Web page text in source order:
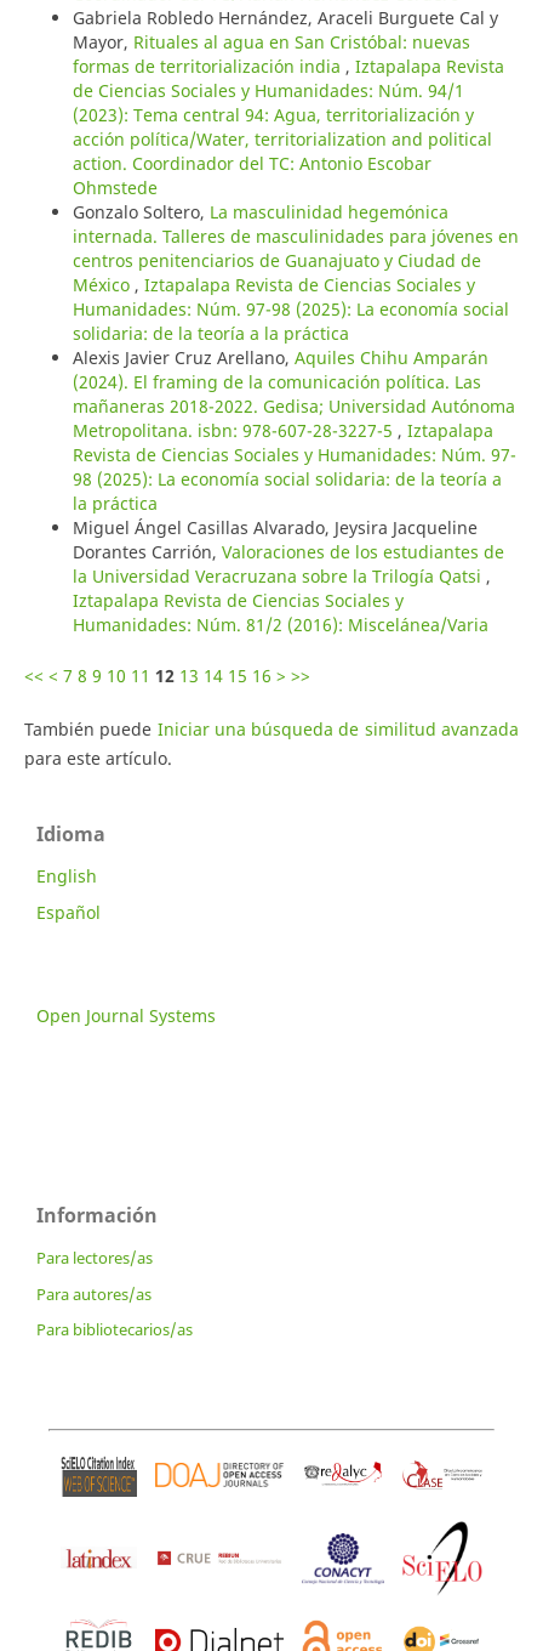
Gabriela Robledo Hernández, Araceli Burguete Cal y
Mayor, Rituales al agua en San Cristóbal: nuevas
formas de territorialización india , Iztapalapa Revista
de Ciencias Sociales y Humanidades: Núm. 94/1
(2023): Tema central 94: Agua, territorialización y
acción política/Water, territorialization and political
action. Coordinador del TC: Antonio Escobar
Ohmstede
Gonzalo Soltero, La masculinidad hegemónica
internada. Talleres de masculinidades para jóvenes en
centros penitenciarios de Guanajuato y Ciudad de
México , Iztapalapa Revista de Ciencias Sociales y
Humanidades: Núm. 97-98 (2025): La economía social
solidaria: de la teoría a la práctica
Alexis Javier Cruz Arellano, Aquiles Chihu Amparán
(2024). El framing de la comunicación política. Las
mañaneras 2018-2022. Gedisa; Universidad Autónoma
Metropolitana. isbn: 978-607-28-3227-5 , Iztapalapa
Revista de Ciencias Sociales y Humanidades: Núm. 97-
98 (2025): La economía social solidaria: de la teoría a
la práctica
Miguel Ángel Casillas Alvarado, Jeysira Jacqueline
Dorantes Carrión, Valoraciones de los estudiantes de
la Universidad Veracruzana sobre la Trilogía Qatsi ,
Iztapalapa Revista de Ciencias Sociales y
Humanidades: Núm. 81/2 (2016): Miscelánea/Varia
<< < 7 8 9 10 11 12 13 14 15 16 > >>
También puede Iniciar una búsqueda de similitud avanzada
para este artículo.
Idioma
English
Español
Open Journal Systems
Información
Para lectores/as
Para autores/as
Para bibliotecarios/as